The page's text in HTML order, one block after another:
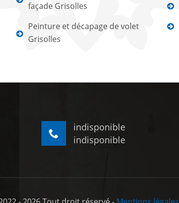
façade Grisolles
Peinture et décapage de volet
Grisolles
indisponible
indisponible